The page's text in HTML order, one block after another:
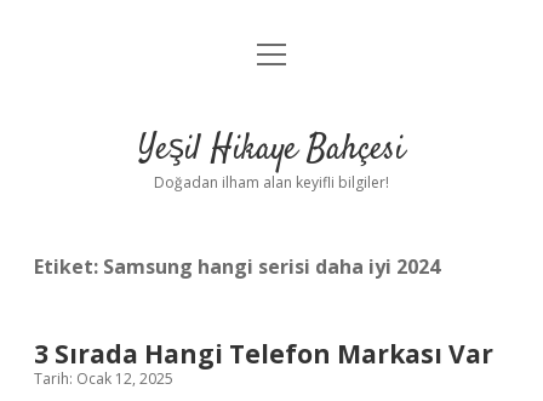
Anasayfa
Yasal Uyarı
menüyü
Yeşil Hikaye Bahçesi
Doğadan ilham alan keyifli bilgiler!
Etiket: Samsung hangi serisi daha iyi 2024
3 Sırada Hangi Telefon Markası Var
Tarih: Ocak 12, 2025